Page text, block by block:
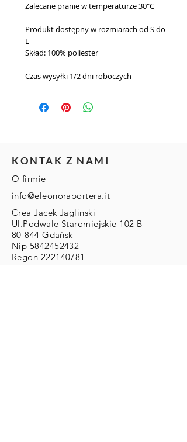
Zalecane pranie w temperaturze 30"C
Produkt dostępny w rozmiarach od S do
L
Skład: 100% poliester
Czas wysyłki 1/2 dni roboczych
KONTAK Z NAMI
O firmie
info@eleonoraportera.it
Crea Jacek Jaglinski
Ul.Podwale Staromiejskie 102 B
80-844 Gdańsk
Nip 5842452432
Regon 222140781